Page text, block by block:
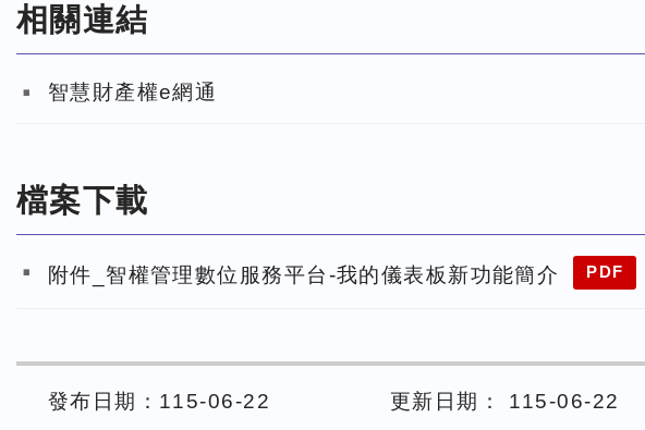
相關連結
智慧財產權e網通
檔案下載
附件_智權管理數位服務平台-我的儀表板新功能簡介 PDF
發布日期：115-06-22 更新日期： 115-06-22